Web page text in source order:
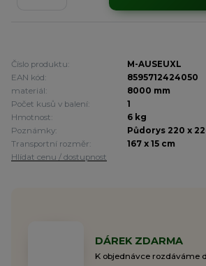
Číslo produktu:
M-AUSEUXL
EAN kód:
8595712424050
materiál:
8000 mm
Počet kusů v balení:
1
Hmotnost:
6 kg
Poznámky:
Půdorys 220 x
Transportní rozměr:
167 x 15 cm
Hlídat cenu / dostupnost
DÁREK ZDARMA
K objednávce rozdáváme